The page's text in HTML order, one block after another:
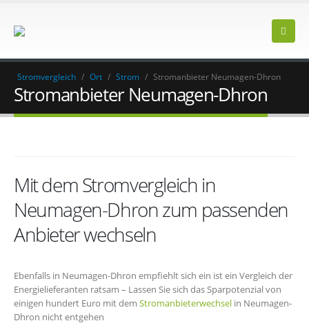
Stromvergleich / Ort / Strom / Stromanbieter Neumagen-Dhron
Stromanbieter Neumagen-Dhron
Mit dem Stromvergleich in
Neumagen-Dhron zum passenden
Anbieter wechseln
Ebenfalls in Neumagen-Dhron empfiehlt sich ein ist ein Vergleich der
Energielieferanten ratsam – Lassen Sie sich das Sparpotenzial von
einigen hundert Euro mit dem Stromanbieterwechsel in Neumagen-
Dhron nicht entgehen